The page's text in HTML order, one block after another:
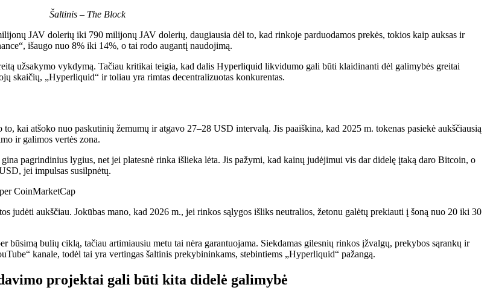
Šaltinis – The Block
JAV dolerių iki 790 milijonų JAV dolerių, daugiausia dėl to, kad rinkoje parduodamos prekės, tokios kaip auksas ir
išaugo nuo 8% iki 14%, o tai rodo augantį naudojimą.
užsakymo vykdymą. Tačiau kritikai teigia, kad dalis Hyperliquid likvidumo gali būti klaidinanti dėl galimybės greitai
skaičių, „Hyperliquid“ ir toliau yra rimtas decentralizuotas konkurentas.
kai atšoko nuo paskutinių žemumų ir atgavo 27–28 USD intervalą. Jis paaiškina, kad 2025 m. tokenas pasiekė aukščiausią
ir galimos vertės zona.
pagrindinius lygius, net jei platesnė rinka išlieka lėta. Jis pažymi, kad kainų judėjimui vis dar didelę įtaką daro Bitcoin, o
jei impulsas susilpnėtų.
judėti aukščiau. Jokūbas mano, kad 2026 m., jei rinkos sąlygos išliks neutralios, žetonu galėtų prekiauti į šoną nuo 20 iki 30
būsimą bulių ciklą, tačiau artimiausiu metu tai nėra garantuojama. Siekdamas gilesnių rinkos įžvalgų, prekybos sąrankų ir
kanale, todėl tai yra vertingas šaltinis prekybininkams, stebintiems „Hyperliquid“ pažangą.
projektai gali būti kita didelė galimybė